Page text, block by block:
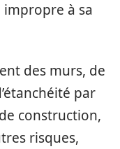
à sa
des murs, de
par
construction,
risques,